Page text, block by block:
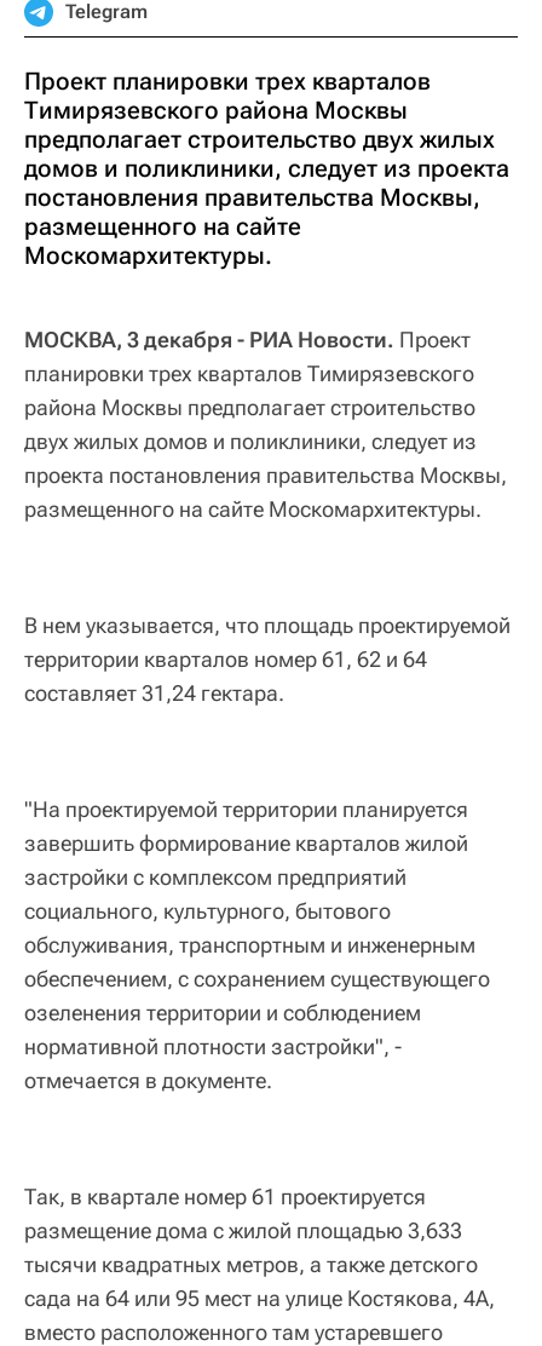
Telegram
Проект планировки трех кварталов
Тимирязевского района Москвы
предполагает строительство двух жилых
домов и поликлиники, следует из проекта
постановления правительства Москвы,
размещенного на сайте
Москомархитектуры.
МОСКВА, 3 декабря - РИА Новости. Проект
планировки трех кварталов Тимирязевского
района Москвы предполагает строительство
двух жилых домов и поликлиники, следует из
проекта постановления правительства Москвы,
размещенного на сайте Москомархитектуры.
В нем указывается, что площадь проектируемой
территории кварталов номер 61, 62 и 64
составляет 31,24 гектара.
"На проектируемой территории планируется
завершить формирование кварталов жилой
застройки с комплексом предприятий
социального, культурного, бытового
обслуживания, транспортным и инженерным
обеспечением, с сохранением существующего
озеленения территории и соблюдением
нормативной плотности застройки", -
отмечается в документе.
Так, в квартале номер 61 проектируется
размещение дома с жилой площадью 3,633
тысячи квадратных метров, а также детского
сада на 64 или 95 мест на улице Костякова, 4А,
вместо расположенного там устаревшего